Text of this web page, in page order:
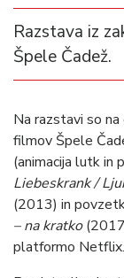
Razstava iz
Špele Čadež.
Na razstavi so
filmov Špele
(animacija lutk in
Liebeskrank /
(2013) in
– na kratko
platformo Netflix.